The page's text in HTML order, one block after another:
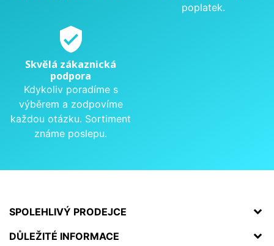
poplatek.
verified_user
Skvělá zákaznická
podpora
Kdykoliv poradíme s
výběrem a zodpovíme
každou otázku. Sortiment
známe poslepu.
SPOLEHLIVÝ PRODEJCE
DŮLEŽITÉ INFORMACE